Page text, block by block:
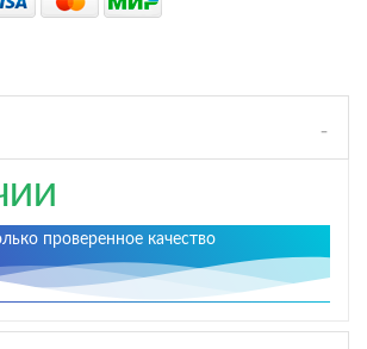
проверенное качество